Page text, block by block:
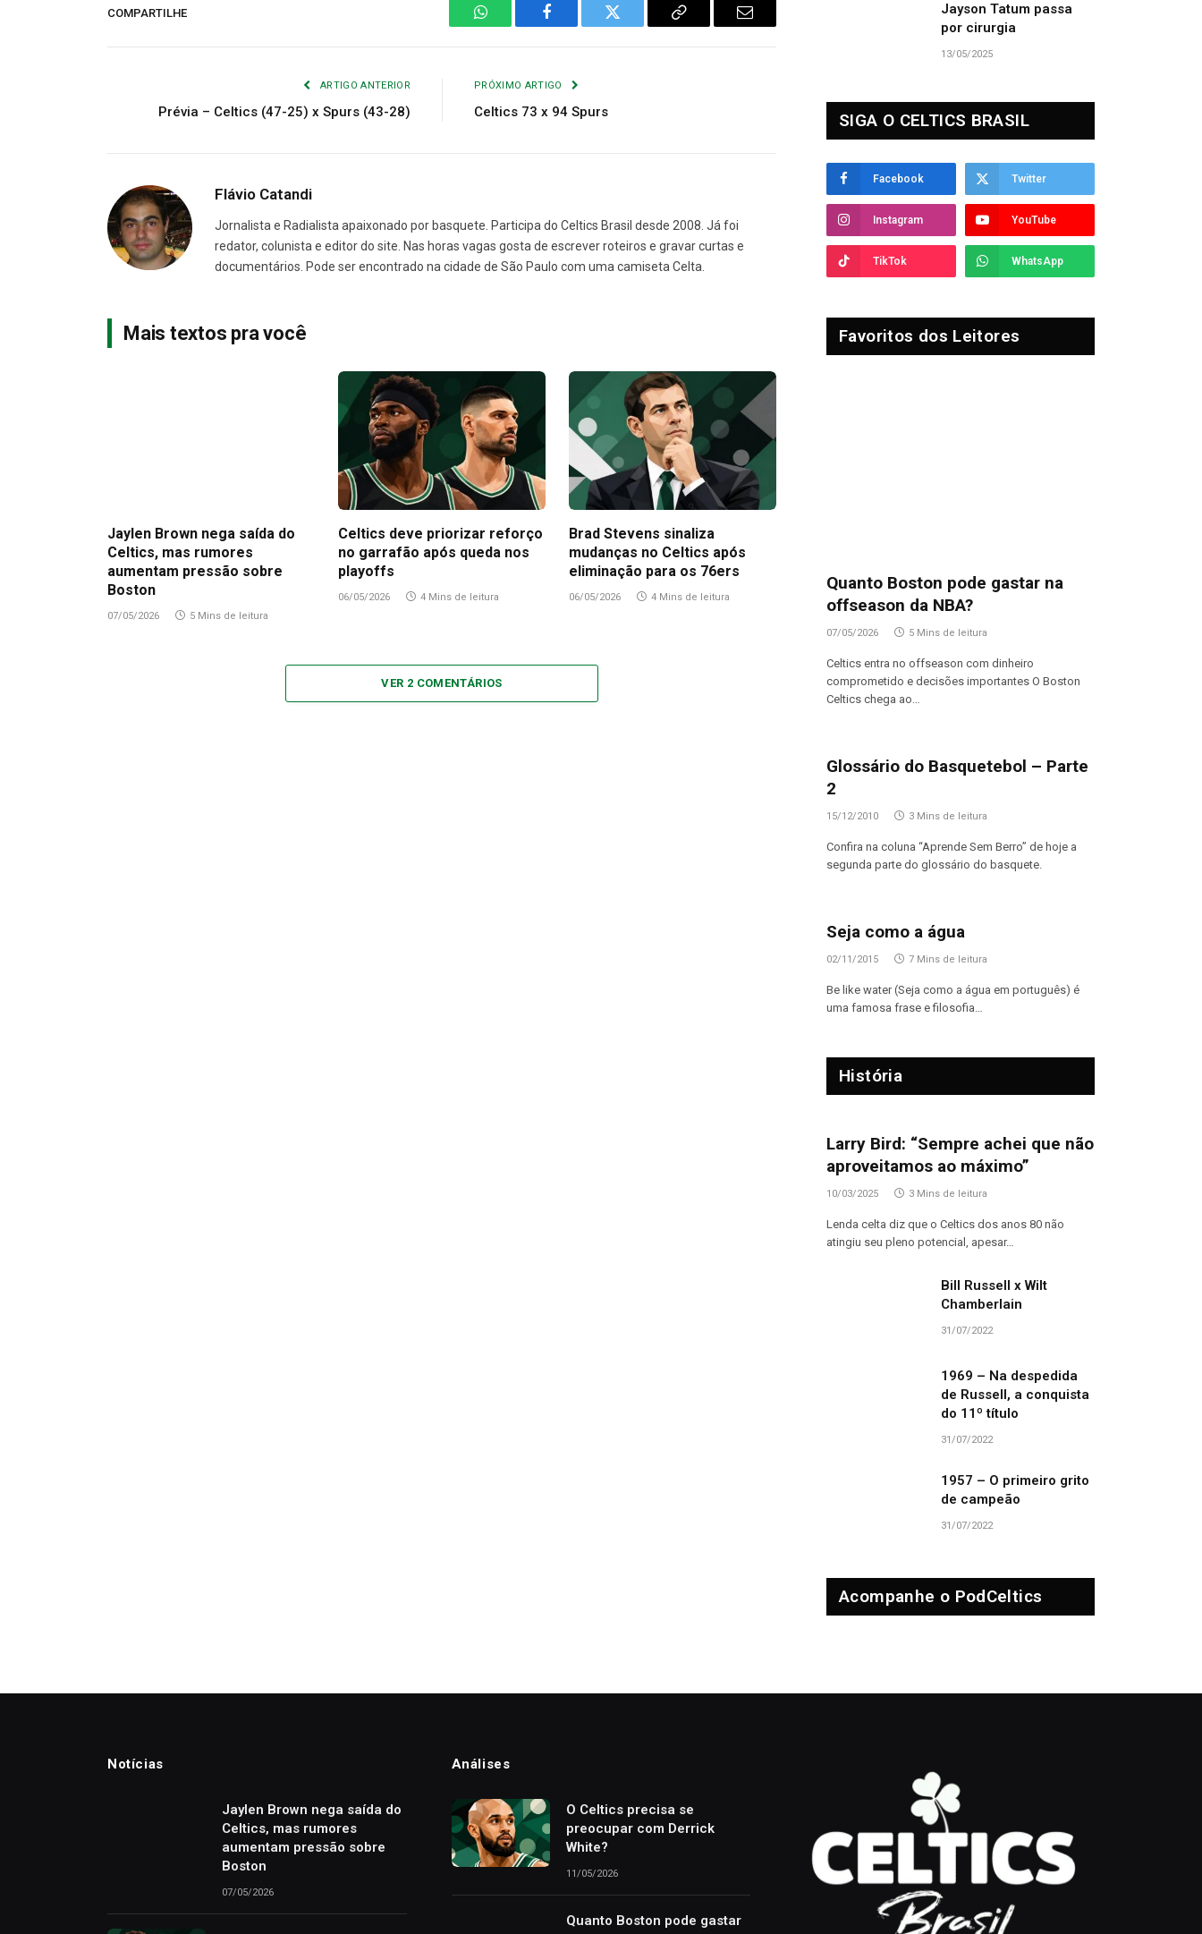
COMPARTILHE
WhatsAppFacebook Twitter
Copiar
E-
ARTIGO ANTERIOR
Prévia – Celtics (47-25) x Spurs (43-28)
PRÓXIMO ARTIGO
Celtics 73 x 94 Spurs
Flávio Catandi
Jornalista e Radialista apaixonado por basquete. Participa do Celtics Brasil desde 2008. Já foi
redator, colunista e editor do site. Nas horas vagas gosta de escrever roteiros e gravar curtas e
documentários. Pode ser encontrado na cidade de São Paulo com uma camiseta Celta.
Mais textos pra você
Jaylen Brown nega saída do
Celtics, mas rumores
aumentam pressão sobre
Boston
07/05/2026 5 Mins de leitura
Celtics deve priorizar reforço
no garrafão após queda nos
playoffs
06/05/2026 4 Mins de leitura
Brad Stevens sinaliza
mudanças no Celtics após
eliminação para os 76ers
06/05/2026 4 Mins de leitura
VER 2 COMENTÁRIOS
Jayson Tatum passa
por cirurgia
13/05/2025
SIGA O CELTICS BRASIL
Facebook Twitter
Instagram YouTube
TikTok WhatsApp
Favoritos dos Leitores
Quanto Boston pode gastar na
offseason da NBA?
07/05/2026 5 Mins de leitura
Celtics entra no offseason com dinheiro
comprometido e decisões importantes O Boston
Celtics chega ao…
Glossário do Basquetebol – Parte
2
15/12/2010 3 Mins de leitura
Confira na coluna “Aprende Sem Berro” de hoje a
segunda parte do glossário do basquete.
Seja como a água
02/11/2015 7 Mins de leitura
Be like water (Seja como a água em português) é
uma famosa frase e filosofia…
História
Larry Bird: “Sempre achei que não
aproveitamos ao máximo”
10/03/2025 3 Mins de leitura
Lenda celta diz que o Celtics dos anos 80 não
atingiu seu pleno potencial, apesar…
Bill Russell x Wilt
Chamberlain
31/07/2022
1969 – Na despedida
de Russell, a conquista
do 11º título
31/07/2022
1957 – O primeiro grito
de campeão
31/07/2022
Acompanhe o PodCeltics
Notícias
Jaylen Brown nega saída do
Celtics, mas rumores
aumentam pressão sobre
Boston
07/05/2026
Análises
O Celtics precisa se
preocupar com Derrick
White?
11/05/2026
Quanto Boston pode gastar